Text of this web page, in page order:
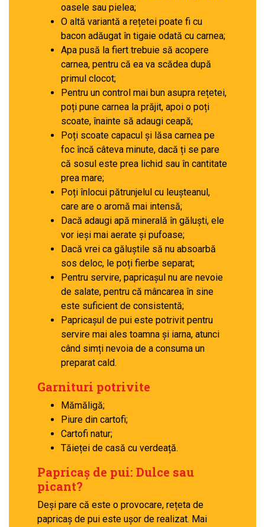
oasele sau pielea;
O altă variantă a rețetei poate fi cu
bacon adăugat în tigaie odată cu carnea;
Apa pusă la fiert trebuie să acopere
carnea, pentru că ea va scădea după
primul clocot;
Pentru un control mai bun asupra rețetei,
poți pune carnea la prăjit, apoi o poți
scoate, înainte să adaugi ceapă;
Poți scoate capacul și lăsa carnea pe
foc încă câteva minute, dacă ți se pare
că sosul este prea lichid sau în cantitate
prea mare;
Poți înlocui pătrunjelul cu leușteanul,
care are o aromă mai intensă;
Dacă adaugi apă minerală în găluști, ele
vor ieși mai aerate și pufoase;
Dacă vrei ca găluștile să nu absoarbă
sos deloc, le poți fierbe separat;
Pentru servire, papricașul nu are nevoie
de salate, pentru că mâncarea în sine
este suficient de consistentă;
Papricașul de pui este potrivit pentru
servire mai ales toamna și iarna, atunci
când simți nevoia de a consuma un
preparat cald.
Garnituri potrivite
Mămăligă;
Piure din cartofi;
Cartofi natur;
Tăieței de casă cu verdeață.
Papricaș de pui: Dulce sau
picant?
Deși pare că este o provocare, rețeta de
papricaș de pui este ușor de realizat. Mai